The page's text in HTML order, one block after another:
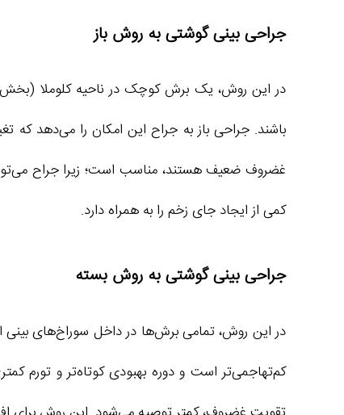
جراحی بینی گوشتی به روش باز
در این روش، یک برش کوچک در ناحیه کلوملا (بخش
باشند. جراحی باز به جراح این امکان را می‌دهد
غضروف ضعیف هستند، مناسب است؛ زیرا جراح
کمی از ایجاد جای زخم را به همراه دارد.
جراحی بینی گوشتی به روش بسته
در این روش، تمامی برش‌ها در داخل سوراخ‌های بینی
کم‌تهاجمی‌تر است و دوره بهبودی کوتاه‌تر و تورم